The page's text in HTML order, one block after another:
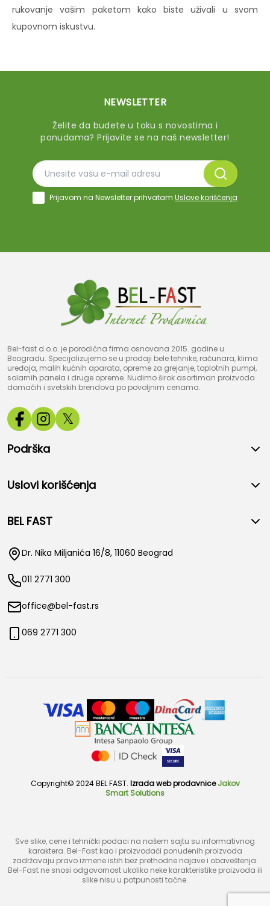
rukovanje vašim paketom kako biste uživali u svom
kupovnom iskustvu.
NEWSLETTER
Želite da budete u toku s novostima i
ponudama? Prijavite se na naš newsletter!
Prijavom na Newsletter prihvatam Uslove korišćenja
Bel-fast d.o.o. je porodična firma osnovana 2015. godine u
Beogradu. Specijalizujemo se u prodaji bele tehnike, računara, klima
uređaja, malih kućnih aparata, opreme za grejanje, toplotnih pumpi,
solarnih panela i druge opreme. Nudimo širok asortiman proizvoda
domaćih i svetskih brendova po povoljnim cenama.
𝕏
Podrška
Uslovi korišćenja
BEL FAST
Dr. Nika Miljanića 16/8, 11060 Beograd
011 2771 300
office@bel-fast.rs
069 2771 300
Copyright© 2024 BEL FAST. Izrada web prodavnice Jakov
Smart Solutions
Sve slike, cene i tehnički podaci na našem sajtu su informativnog
karaktera. Bel-Fast kao i proizvođači ponuđenih proizvoda
zadržavaju pravo izmene istih bez prethodne najave i obaveštenja.
Bel-Fast ne snosi odgovornost ukoliko neke karakteristike proizvoda ili
slike nisu u potpunosti tačne.